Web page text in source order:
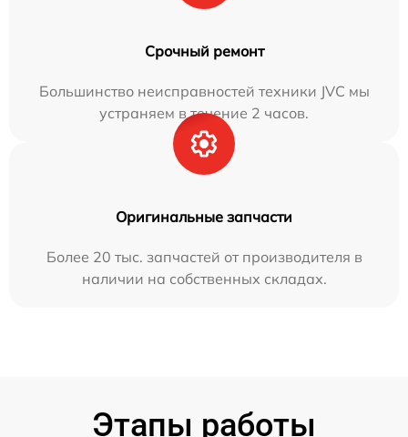
Срочный ремонт
Большинство неисправностей техники JVC мы
устраняем в течение 2 часов.
Оригинальные запчасти
Более 20 тыс. запчастей от производителя в
наличии на собственных складах.
Этапы работы